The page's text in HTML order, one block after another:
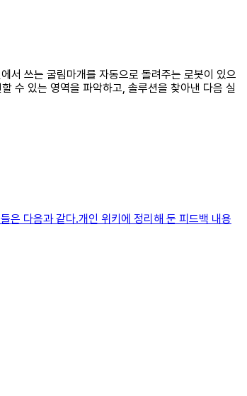
서 쓰는 굴림마개를 자동으로 돌려주는 로봇이 있으
수 있는 영역을 파악하고, 솔루션을 찾아낸 다음 실
은 다음과 같다.개인 위키에 정리해 둔 피드백 내용